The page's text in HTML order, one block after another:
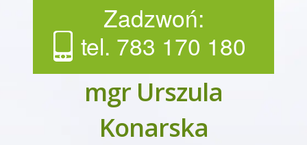
Zadzwoń:
tel. 783 170 180
mgr Urszula
Konarska